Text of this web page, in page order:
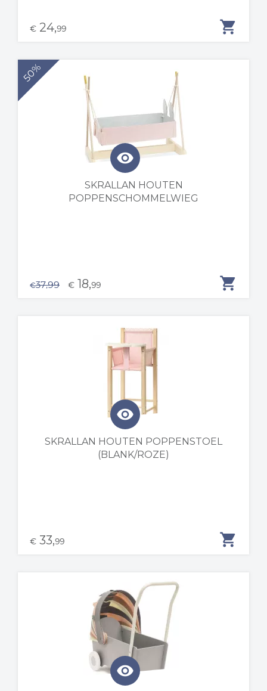
shopping_cart
€ 24,99
50%
visibility
shopping_cart
SKRALLAN HOUTEN
POPPENSCHOMMELWIEG
€37,99 € 18,99
visibility
shopping_cart
SKRALLAN HOUTEN POPPENSTOEL
(BLANK/ROZE)
€ 33,99
visibility